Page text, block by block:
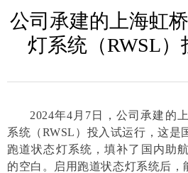
公司承建的上海虹
灯系统（RWSL）
2024年4月7日，公司承建的
系统（RWSL）投入试运行，这是
跑道状态灯系统，填补了国内助
的空白。启用跑道状态灯系统后，